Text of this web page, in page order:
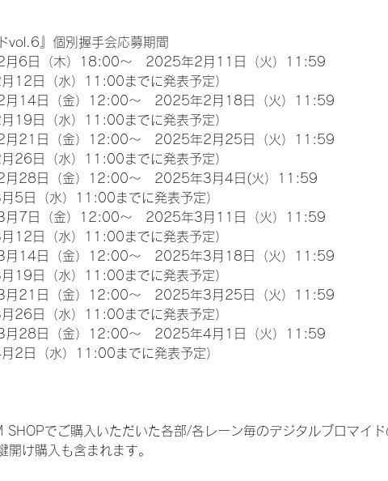
vol.6』個別握手会応募期間
月6日（木）18:00～　2025年2月11日（火）11:59
12日（水）11:00までに発表予定）
月14日（金）12:00～　2025年2月18日（火）11:59
19日（水）11:00までに発表予定）
月21日（金）12:00～　2025年2月25日（火）11:59
26日（水）11:00までに発表予定）
月28日（金）12:00～　2025年3月4日(火）11:59
5日（水）11:00までに発表予定）
月7日（金）12:00～　2025年3月11日（火）11:59
12日（水）11:00までに発表予定）
月14日（金）12:00～　2025年3月18日（火）11:59
19日（水）11:00までに発表予定）
月21日（金）12:00～　2025年3月25日（火）11:59
26日（水）11:00までに発表予定）
月28日（金）12:00～　2025年4月1日（火）11:59
2日（水）11:00までに発表予定）
SHOPでご購入いただいた各部/各レーン毎のデジタルブロマイ
開け購入も含まれます。